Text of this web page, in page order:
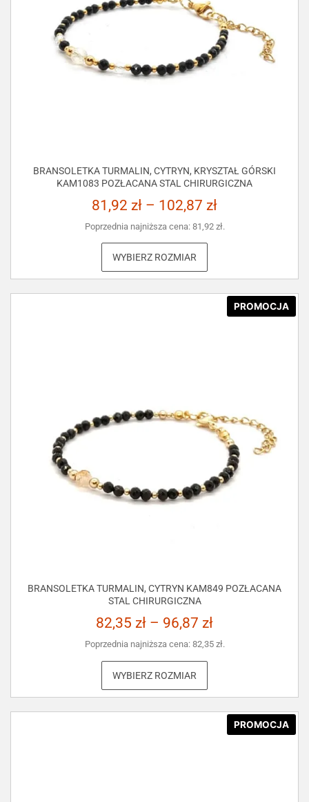
BRANSOLETKA TURMALIN, CYTRYN, KRYSZTAŁ GÓRSKI
KAM1083 POZŁACANA STAL CHIRURGICZNA
81,92 zł – 102,87 zł
Poprzednia najniższa cena: 81,92 zł.
WYBIERZ ROZMIAR
PROMOCJA
BRANSOLETKA TURMALIN, CYTRYN KAM849 POZŁACANA
STAL CHIRURGICZNA
82,35 zł – 96,87 zł
Poprzednia najniższa cena: 82,35 zł.
WYBIERZ ROZMIAR
PROMOCJA